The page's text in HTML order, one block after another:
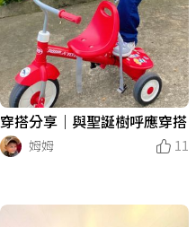
穿搭分享｜與聖誕樹呼應穿搭
姆姆
11